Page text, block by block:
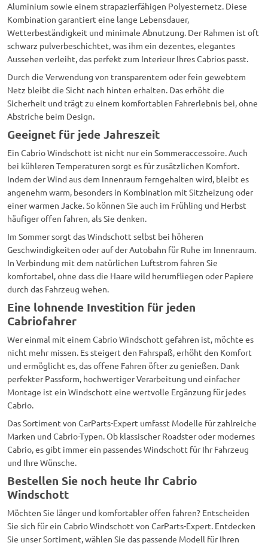
Aluminium sowie einem strapazierfähigen Polyesternetz. Diese
Kombination garantiert eine lange Lebensdauer,
Wetterbeständigkeit und minimale Abnutzung. Der Rahmen ist oft
schwarz pulverbeschichtet, was ihm ein dezentes, elegantes
Aussehen verleiht, das perfekt zum Interieur Ihres Cabrios passt.
Durch die Verwendung von transparentem oder fein gewebtem
Netz bleibt die Sicht nach hinten erhalten. Das erhöht die
Sicherheit und trägt zu einem komfortablen Fahrerlebnis bei, ohne
Abstriche beim Design.
Geeignet für jede Jahreszeit
Ein Cabrio Windschott ist nicht nur ein Sommeraccessoire. Auch
bei kühleren Temperaturen sorgt es für zusätzlichen Komfort.
Indem der Wind aus dem Innenraum ferngehalten wird, bleibt es
angenehm warm, besonders in Kombination mit Sitzheizung oder
einer warmen Jacke. So können Sie auch im Frühling und Herbst
häufiger offen fahren, als Sie denken.
Im Sommer sorgt das Windschott selbst bei höheren
Geschwindigkeiten oder auf der Autobahn für Ruhe im Innenraum.
In Verbindung mit dem natürlichen Luftstrom fahren Sie
komfortabel, ohne dass die Haare wild herumfliegen oder Papiere
durch das Fahrzeug wehen.
Eine lohnende Investition für jeden
Cabriofahrer
Wer einmal mit einem Cabrio Windschott gefahren ist, möchte es
nicht mehr missen. Es steigert den Fahrspaß, erhöht den Komfort
und ermöglicht es, das offene Fahren öfter zu genießen. Dank
perfekter Passform, hochwertiger Verarbeitung und einfacher
Montage ist ein Windschott eine wertvolle Ergänzung für jedes
Cabrio.
Das Sortiment von CarParts-Expert umfasst Modelle für zahlreiche
Marken und Cabrio-Typen. Ob klassischer Roadster oder modernes
Cabrio, es gibt immer ein passendes Windschott für Ihr Fahrzeug
und Ihre Wünsche.
Bestellen Sie noch heute Ihr Cabrio
Windschott
Möchten Sie länger und komfortabler offen fahren? Entscheiden
Sie sich für ein Cabrio Windschott von CarParts-Expert. Entdecken
Sie unser Sortiment, wählen Sie das passende Modell für Ihren